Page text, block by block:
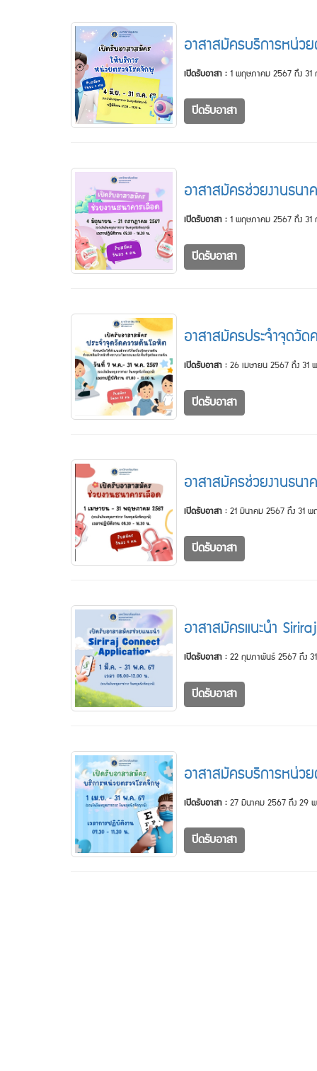
อาสาสมัครบริการหน่
เปิดรับอาสา :1 พฤษภาคม 2567 ถึง
ปิดรับอาสา
อาสาสมัครช่วยงานธน
เปิดรับอาสา :1 พฤษภาคม 2567 ถึง
ปิดรับอาสา
อาสาสมัครประจำจุดวั
เปิดรับอาสา :26 เมษายน 2567 ถึง 31
ปิดรับอาสา
อาสาสมัครช่วยงานธน
เปิดรับอาสา :21 มีนาคม 2567 ถึง 31
ปิดรับอาสา
อาสาสมัครแนะนำ
เปิดรับอาสา :22 กุมภาพันธ์ 2567 ถึง
ปิดรับอาสา
อาสาสมัครบริการหน่
เปิดรับอาสา :27 มีนาคม 2567 ถึง 29
ปิดรับอาสา